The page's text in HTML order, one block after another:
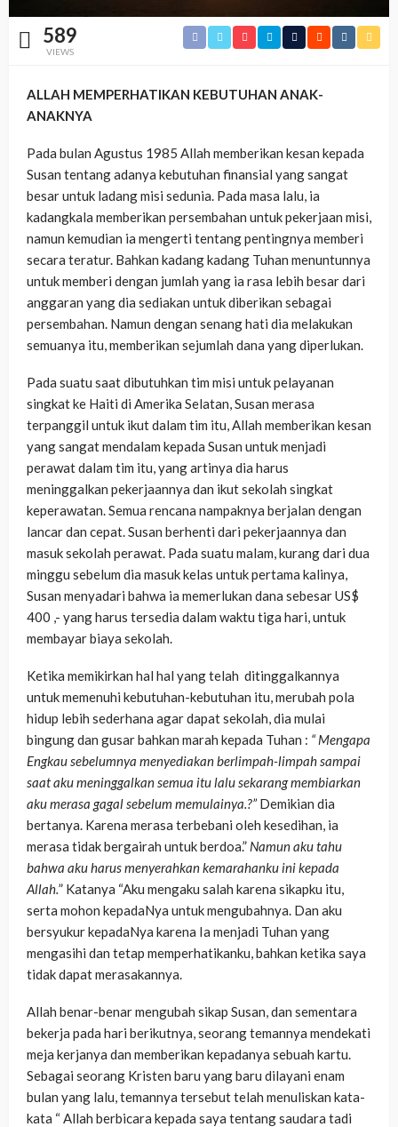
589
VIEWS
ALLAH MEMPERHATIKAN KEBUTUHAN ANAK-
ANAKNYA
Pada bulan Agustus 1985 Allah memberikan kesan kepada
Susan tentang adanya kebutuhan finansial yang sangat
besar untuk ladang misi sedunia. Pada masa lalu, ia
kadangkala memberikan persembahan untuk pekerjaan misi,
namun kemudian ia mengerti tentang pentingnya memberi
secara teratur. Bahkan kadang kadang Tuhan menuntunnya
untuk memberi dengan jumlah yang ia rasa lebih besar dari
anggaran yang dia sediakan untuk diberikan sebagai
persembahan. Namun dengan senang hati dia melakukan
semuanya itu, memberikan sejumlah dana yang diperlukan.
Pada suatu saat dibutuhkan tim misi untuk pelayanan
singkat ke Haiti di Amerika Selatan, Susan merasa
terpanggil untuk ikut dalam tim itu, Allah memberikan kesan
yang sangat mendalam kepada Susan untuk menjadi
perawat dalam tim itu, yang artinya dia harus
meninggalkan pekerjaannya dan ikut sekolah singkat
keperawatan. Semua rencana nampaknya berjalan dengan
lancar dan cepat. Susan berhenti dari pekerjaannya dan
masuk sekolah perawat. Pada suatu malam, kurang dari dua
minggu sebelum dia masuk kelas untuk pertama kalinya,
Susan menyadari bahwa ia memerlukan dana sebesar US$
400 ,- yang harus tersedia dalam waktu tiga hari, untuk
membayar biaya sekolah.
Ketika memikirkan hal hal yang telah ditinggalkannya
untuk memenuhi kebutuhan-kebutuhan itu, merubah pola
hidup lebih sederhana agar dapat sekolah, dia mulai
bingung dan gusar bahkan marah kepada Tuhan : “ Mengapa
Engkau sebelumnya menyediakan berlimpah-limpah sampai
saat aku meninggalkan semua itu lalu sekarang membiarkan
aku merasa gagal sebelum memulainya.?”Demikian dia
bertanya. Karena merasa terbebani oleh kesedihan, ia
merasa tidak bergairah untuk berdoa.” Namun aku tahu
bahwa aku harus menyerahkan kemarahanku ini kepada
Allah.” Katanya “Aku mengaku salah karena sikapku itu,
serta mohon kepadaNya untuk mengubahnya. Dan aku
bersyukur kepadaNya karena Ia menjadi Tuhan yang
mengasihi dan tetap memperhatikanku, bahkan ketika saya
tidak dapat merasakannya.
Allah benar-benar mengubah sikap Susan, dan sementara
bekerja pada hari berikutnya, seorang temannya mendekati
meja kerjanya dan memberikan kepadanya sebuah kartu.
Sebagai seorang Kristen baru yang baru dilayani enam
bulan yang lalu, temannya tersebut telah menuliskan kata-
kata “ Allah berbicara kepada saya tentang saudara tadi